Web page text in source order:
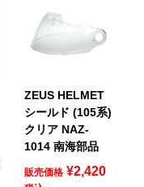
ZEUS HELMET
シールド (105系)
クリア NAZ-
1014 南海部品
販売価格 ¥2,420